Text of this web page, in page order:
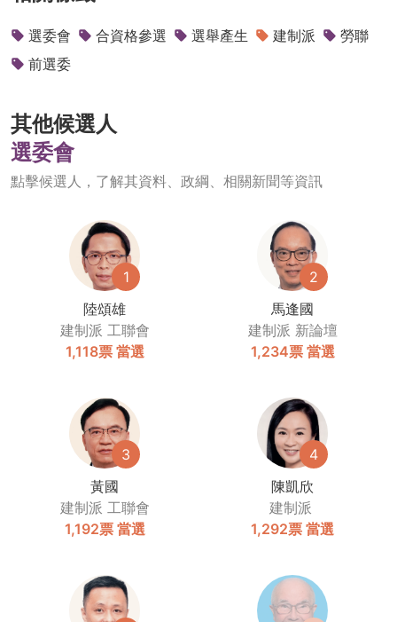
選委會 合資格參選 選舉產生 建制派
勞聯
前選委
其他候選人
選委會
點擊候選人，了解其資料、政綱、相關新聞等資訊
1
陸頌雄
建制派 工聯會
1,118票 當選
2
馬逢國
建制派 新論壇
1,234票 當選
3
黃國
建制派 工聯會
1,192票 當選
4
陳凱欣
建制派
1,292票 當選